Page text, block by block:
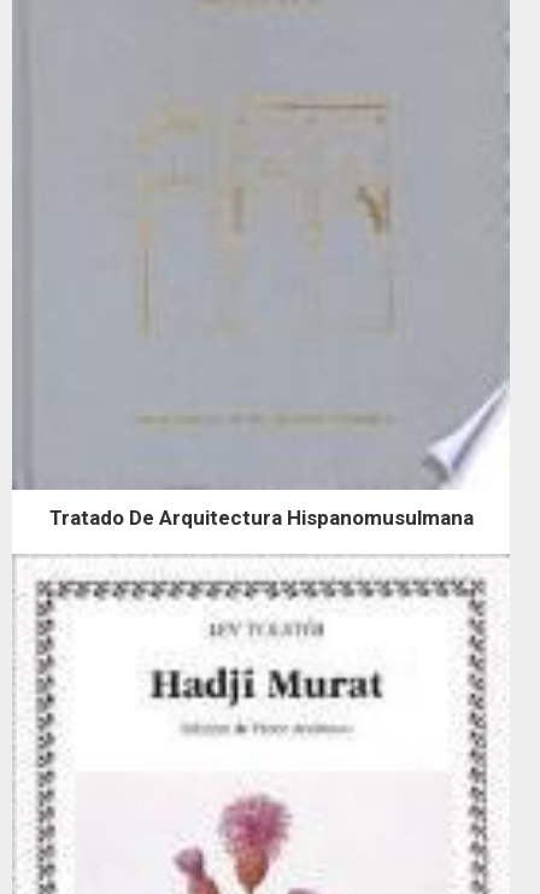
Tratado De Arquitectura Hispanomusulmana